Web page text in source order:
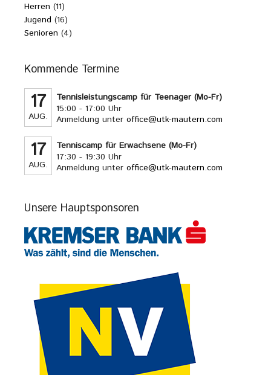
Herren (11)
Jugend (16)
Senioren (4)
Kommende Termine
17
AUG.
Tennisleistungscamp für Teenager (Mo-Fr)
15:00 - 17:00 Uhr
Anmeldung unteroffice@utk-mautern.com
17
AUG.
Tenniscamp für Erwachsene (Mo-Fr)
17:30 - 19:30 Uhr
Anmeldung unteroffice@utk-mautern.com
Unsere Hauptsponsoren